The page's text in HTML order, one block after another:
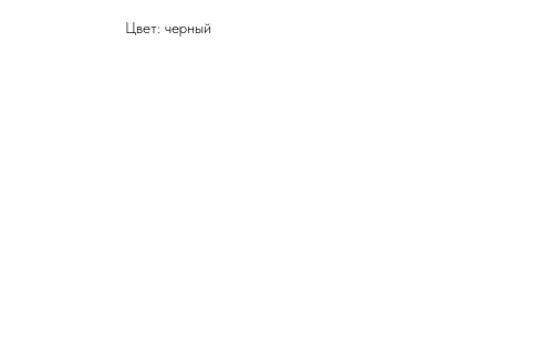
Цвет: черный